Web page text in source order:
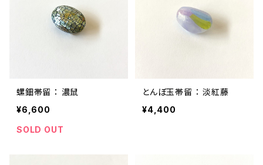
螺鈿帯留 ： 濃鼠
¥6,600
SOLD OUT
とんぼ玉帯留 ： 淡紅藤
¥4,400